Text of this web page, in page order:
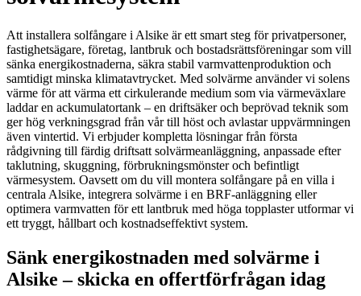
Att installera solfångare i Alsike är ett smart steg för privatpersoner,
fastighetsägare, företag, lantbruk och bostadsrättsföreningar som vill
sänka energikostnaderna, säkra stabil varmvattenproduktion och
samtidigt minska klimatavtrycket. Med solvärme använder vi solens
värme för att värma ett cirkulerande medium som via värmeväxlare
laddar en ackumulatortank – en driftsäker och beprövad teknik som
ger hög verkningsgrad från vår till höst och avlastar uppvärmningen
även vintertid. Vi erbjuder kompletta lösningar från första
rådgivning till färdig driftsatt solvärmeanläggning, anpassade efter
taklutning, skuggning, förbrukningsmönster och befintligt
värmesystem. Oavsett om du vill montera solfångare på en villa i
centrala Alsike, integrera solvärme i en BRF-anläggning eller
optimera varmvatten för ett lantbruk med höga topplaster utformar vi
ett tryggt, hållbart och kostnadseffektivt system.
Sänk energikostnaden med solvärme i
Alsike – skicka en offertförfrågan idag